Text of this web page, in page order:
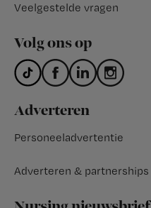
Veelgestelde vragen
Volg ons op
Adverteren
Personeeladvertentie
Adverteren & partnerships